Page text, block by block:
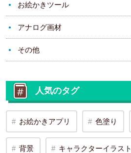
お絵かきツール
アナログ画材
その他
人気のタグ
お絵かきアプリ 色塗り
背景 キャラクターイラスト